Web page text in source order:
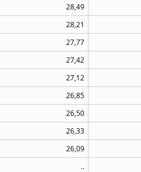
28,49
28,21
27,77
27,42
27,12
26,85
26,50
26,33
26,09
..